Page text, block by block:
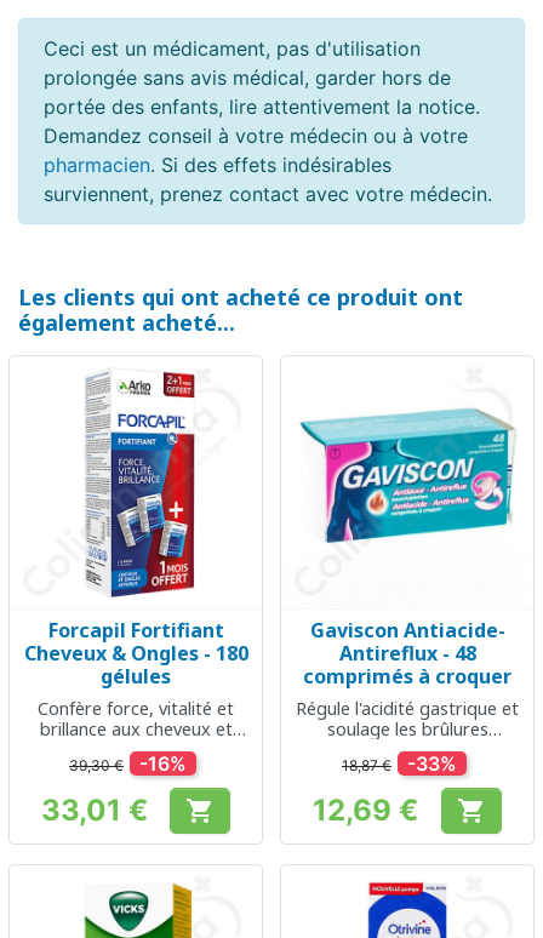
Ceci est un médicament, pas d'utilisation
prolongée sans avis médical, garder hors de
portée des enfants, lire attentivement la notice.
Demandez conseil à votre médecin ou à votre
pharmacien. Si des effets indésirables
surviennent, prenez contact avec votre médecin.
Les clients qui ont acheté ce produit ont
également acheté...
Forcapil Fortifiant
Cheveux & Ongles - 180
gélules
Confère force, vitalité et
brillance aux cheveux et
ongles
39,30 € -16%
Prix
33,01 € 
Gaviscon Antiacide-
Antireflux - 48
comprimés à croquer
Régule l'acidité gastrique et
soulage les brûlures
d'estomac
18,87 € -33%
Prix
12,69 € 